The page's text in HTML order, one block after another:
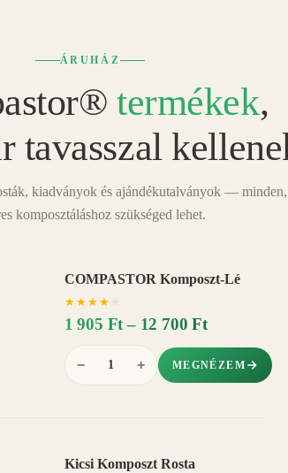
ÁRUHÁZ
termékek,
tavasszal
kiadványok és ajándékutalványok — minden,
komposztáláshoz szükséged lehet.
COMPASTOR Komposzt-Lé
★ ★ ★ ★
1 905 Ft – 12 700 Ft
− + MEGNÉZEM
Kicsi Komposzt Rosta